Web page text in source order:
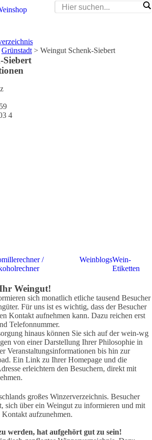
Grünstadt > Weingut Schenk-Siebert
Siebert
4
/
WeinblogsWein-
Etiketten
Weingut!
sich monatlich etliche tausend Besucher
Für uns ist es wichtig, dass der Besucher
Kontakt aufnehmen kann. Dazu reichen erst
Telefonnummer.
hinaus können Sie sich auf der wein-wg
von einer Darstellung Ihrer Philosophie in
Veranstaltungsinformationen bis hin zur
Ein Link zu Ihrer Homepage und die
erleichtern den Besuchern, direkt mit
großes Winzerverzeichnis. Besucher
sich über ein Weingut zu informieren und mit
aufzunehmen.
werden, hat aufgehört gut zu sein!